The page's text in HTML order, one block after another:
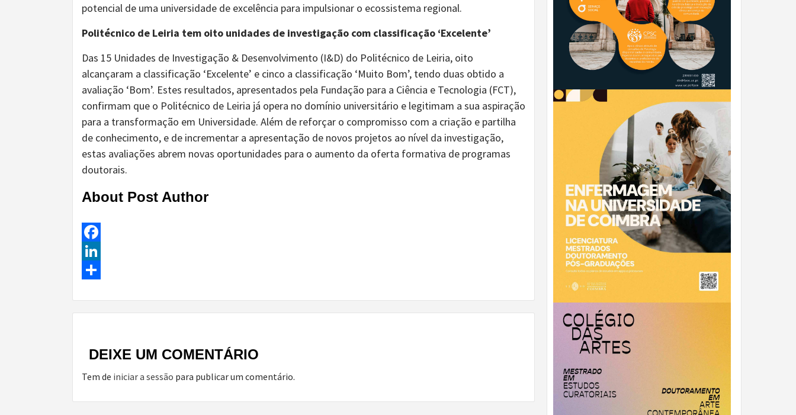
potencial de uma universidade de excelência para impulsionar o ecossistema regional.
Politécnico de Leiria tem oito unidades de investigação com classificação ‘Excelente’
Das 15 Unidades de Investigação & Desenvolvimento (I&D) do Politécnico de Leiria, oito
alcançaram a classificação ‘Excelente’ e cinco a classificação ‘Muito Bom’, tendo duas obtido a
avaliação ‘Bom’. Estes resultados, apresentados pela Fundação para a Ciência e Tecnologia (FCT),
confirmam que o Politécnico de Leiria já opera no domínio universitário e legitimam a sua aspiração
para a transformação em Universidade. Além de reforçar o compromisso com a criação e partilha
de conhecimento, e de incrementar a apresentação de novos projetos ao nível da investigação,
estas avaliações abrem novas oportunidades para o aumento da oferta formativa de programas
doutorais.
About Post Author
Facebook
LinkedIn
Reading
DEIXE UM COMENTÁRIO
Tem de iniciar a sessão para publicar um comentário.